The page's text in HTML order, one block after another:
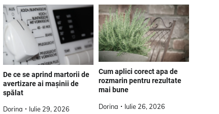
De ce se aprind martorii de
avertizare ai mașinii de
spălat
Dorina Iulie 29, 2026
Cum aplici corect apa de
rozmarin pentru rezultate
mai bune
Dorina Iulie 26, 2026